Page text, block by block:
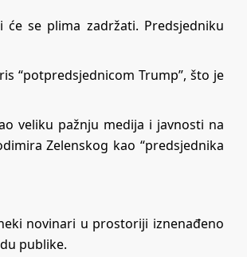
se plima zadržati. Predsjedniku
“potpredsjednicom Trump”, što je
veliku pažnju medija i javnosti na
Zelenskog kao “predsjednika
novinari u prostoriji iznenađeno
publike.